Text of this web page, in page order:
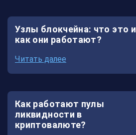
SmartBot
Узлы блокчейна: что это и
как они работают?
Читать далее
Как работают пулы
ликвидности в
криптовалюте?